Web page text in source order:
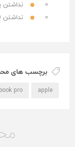
نداشتن
نداشتن Face ID
برچسب های
apple
pro